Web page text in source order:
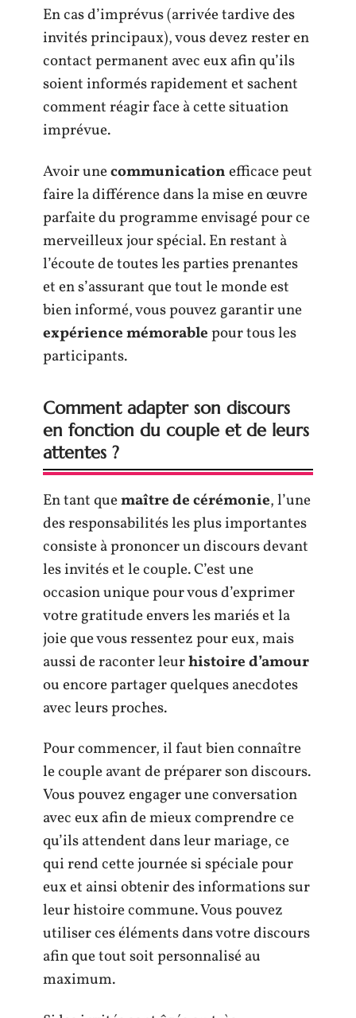
En cas d’imprévus (arrivée tardive des
invités principaux), vous devez rester en
contact permanent avec eux afin qu’ils
soient informés rapidement et sachent
comment réagir face à cette situation
imprévue.
Avoir unecommunicationefficace peut
faire la différence dans la mise en œuvre
parfaite du programme envisagé pour ce
merveilleux jour spécial. En restant à
l’écoute de toutes les parties prenantes
et en s’assurant que tout le monde est
bien informé, vous pouvez garantir une
expérience mémorablepour tous les
participants.
Comment adapter son discours
en fonction du couple et de leurs
attentes ?
En tant quemaître de cérémonie, l’une
des responsabilités les plus importantes
consiste à prononcer un discours devant
les invités et le couple. C’est une
occasion unique pour vous d’exprimer
votre gratitude envers les mariés et la
joie que vous ressentez pour eux, mais
aussi de raconter leurhistoire d’amour
ou encore partager quelques anecdotes
avec leurs proches.
Pour commencer, il faut bien connaître
le couple avant de préparer son discours.
Vous pouvez engager une conversation
avec eux afin de mieux comprendre ce
qu’ils attendent dans leur mariage, ce
qui rend cette journée si spéciale pour
eux et ainsi obtenir des informations sur
leur histoire commune. Vous pouvez
utiliser ces éléments dans votre discours
afin que tout soit personnalisé au
maximum.